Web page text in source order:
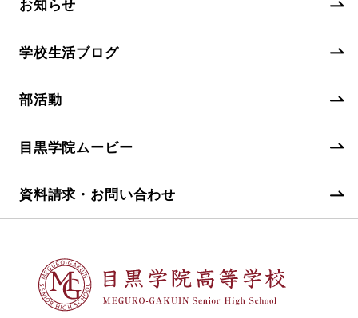
お知らせ
学校生活ブログ
部活動
目黒学院ムービー
資料請求・お問い合わせ